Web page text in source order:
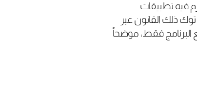
فيه تطبيقات
توك ذلك القانون عبر
البرنامج فقط، موضحاً